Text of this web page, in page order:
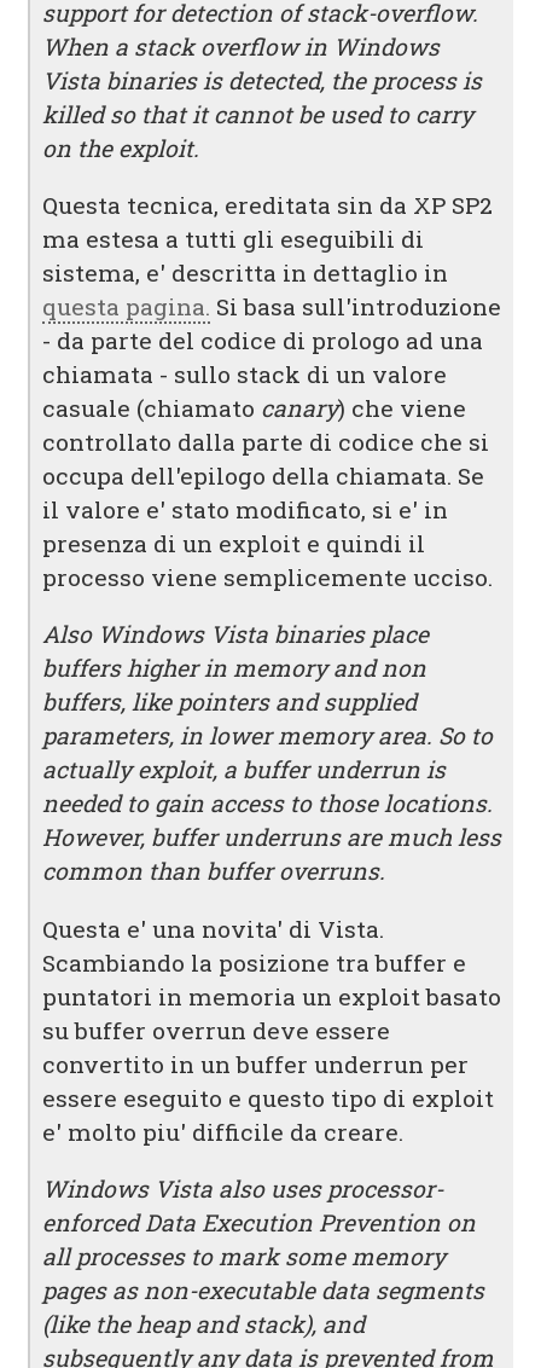
support for detection of stack-overflow.
When a stack overflow in Windows
Vista binaries is detected, the process is
killed so that it cannot be used to carry
on the exploit.
Questa tecnica, ereditata sin da XP SP2
ma estesa a tutti gli eseguibili di
sistema, e' descritta in dettaglio in
questa pagina. Si basa sull'introduzione
- da parte del codice di prologo ad una
chiamata - sullo stack di un valore
casuale (chiamato canary) che viene
controllato dalla parte di codice che si
occupa dell'epilogo della chiamata. Se
il valore e' stato modificato, si e' in
presenza di un exploit e quindi il
processo viene semplicemente ucciso.
Also Windows Vista binaries place
buffers higher in memory and non
buffers, like pointers and supplied
parameters, in lower memory area. So to
actually exploit, a buffer underrun is
needed to gain access to those locations.
However, buffer underruns are much less
common than buffer overruns.
Questa e' una novita' di Vista.
Scambiando la posizione tra buffer e
puntatori in memoria un exploit basato
su buffer overrun deve essere
convertito in un buffer underrun per
essere eseguito e questo tipo di exploit
e' molto piu' difficile da creare.
Windows Vista also uses processor-
enforced Data Execution Prevention on
all processes to mark some memory
pages as non-executable data segments
(like the heap and stack), and
subsequently any data is prevented from